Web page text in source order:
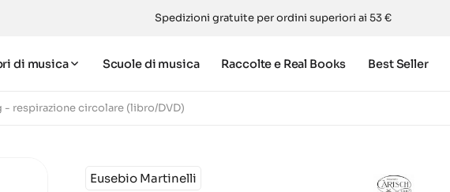
Spedizioni gratuite per ordini superiori ai 53 €
di musica Scuole di musica Raccolte e Real Books Best Seller
- respirazione circolare (libro/DVD)
Eusebio Martinelli